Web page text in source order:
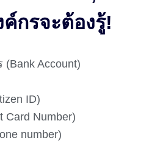
กรจะต้องรู้!
Account)
ID)​
Card Number)​
number)​